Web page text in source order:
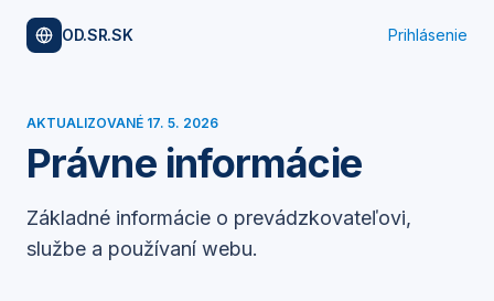
OD.SR.SK Prihlásenie
AKTUALIZOVANÉ 17. 5. 2026
Právne informácie
Základné informácie o prevádzkovateľovi,
službe a používaní webu.